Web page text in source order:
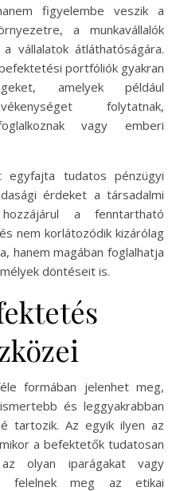
figyelembe veszik a
a munkavállalók
vállalatok átláthatóságára.
portfóliók gyakran
amelyek például
folytatnak,
vagy emberi
tudatos pénzügyi
érdeket a társadalmi
a fenntartható
nem korlátozódik kizárólag
hanem magában foglalhatja
döntéseit is.
formában jelenhet meg,
és leggyakrabban
tartozik. Az egyik ilyen az
a befektetők tudatosan
olyan iparágakat vagy
felelnek meg az etikai